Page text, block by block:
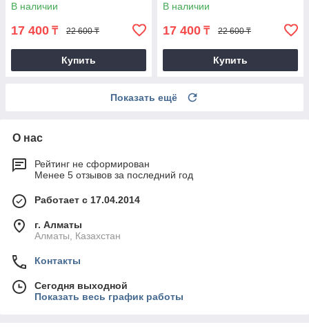
В наличии
17 400 ₸ 22 600 ₸
Купить
В наличии
17 400 ₸ 22 600 ₸
Купить
Показать ещё
О нас
Рейтинг не сформирован
Менее 5 отзывов за последний год
Работает с 17.04.2014
г. Алматы
Алматы, Казахстан
Контакты
Сегодня выходной
Показать весь график работы